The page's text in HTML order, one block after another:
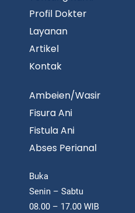
Profil Dokter
Layanan
Artikel
Kontak
Ambeien/Wasir
Fisura Ani
Fistula Ani
Abses Perianal
Buka
Senin – Sabtu
08.00 – 17.00 WIB